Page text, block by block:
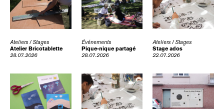
Ateliers / Stages
Atelier Bricotablette
28.07.2026
Événements
Pique-nique partagé
28.07.2026
Ateliers / Stages
Stage ados
22.07.2026